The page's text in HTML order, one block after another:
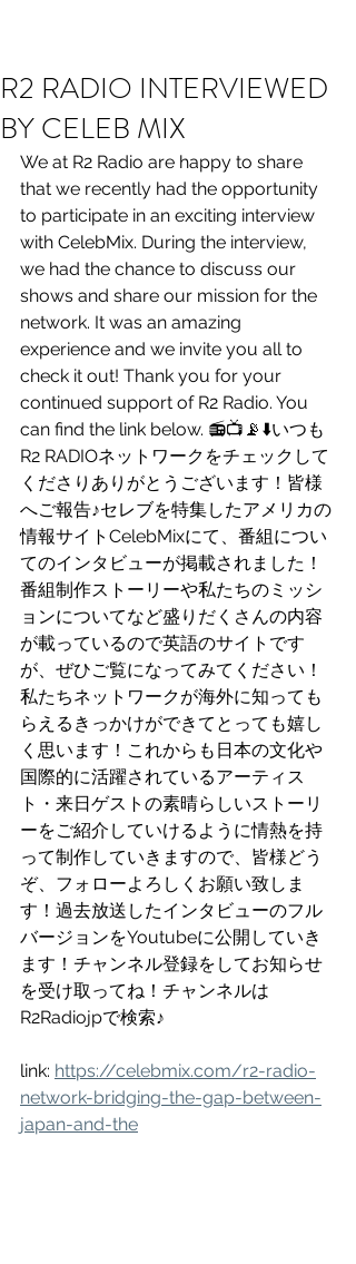
R2 RADIO INTERVIEWED
BY CELEB MIX
We at R2 Radio are happy to share
that we recently had the opportunity
to participate in an exciting interview
with CelebMix. During the interview,
we had the chance to discuss our
shows and share our mission for the
network. It was an amazing
experience and we invite you all to
check it out! Thank you for your
continued support of R2 Radio. You
can find the link below. 📻📺📡⬇️いつも
R2 RADIOネットワークをチェックして
くださりありがとうございます！皆様
へご報告♪セレブを特集したアメリカの
情報サイトCelebMixにて、番組につい
てのインタビューが掲載されました！
番組制作ストーリーや私たちのミッシ
ョンについてなど盛りだくさんの内容
が載っているので英語のサイトです
が、ぜひご覧になってみてください！
私たちネットワークが海外に知っても
らえるきっかけができてとっても嬉し
く思います！これからも日本の文化や
国際的に活躍されているアーティス
ト・来日ゲストの素晴らしいストーリ
ーをご紹介していけるように情熱を持
って制作していきますので、皆様どう
ぞ、フォローよろしくお願い致しま
す！過去放送したインタビューのフル
バージョンをYoutubeに公開していき
ます！チャンネル登録をしてお知らせ
を受け取ってね！チャンネルは
R2Radiojpで検索♪
link: https://celebmix.com/r2-radio-
network-bridging-the-gap-between-
japan-and-the